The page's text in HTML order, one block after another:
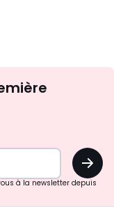
OK
à la newsletter depuis